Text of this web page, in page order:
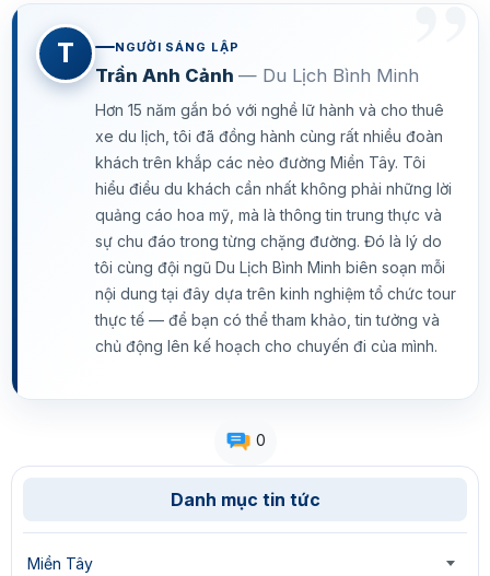
Danh mục tin tức
Miền Tây
T NGƯỜI SÁNG LẬP
Trần Anh Cảnh — Du Lịch Bình Minh
Hơn 15 năm gắn bó với nghề lữ hành và cho thuê
xe du lịch, tôi đã đồng hành cùng rất nhiều đoàn
khách trên khắp các nẻo đường Miền Tây. Tôi
hiểu điều du khách cần nhất không phải những lời
quảng cáo hoa mỹ, mà là thông tin trung thực và
sự chu đáo trong từng chặng đường. Đó là lý do
tôi cùng đội ngũ Du Lịch Bình Minh biên soạn mỗi
nội dung tại đây dựa trên kinh nghiệm tổ chức tour
thực tế — để bạn có thể tham khảo, tin tưởng và
chủ động lên kế hoạch cho chuyến đi của mình.
0